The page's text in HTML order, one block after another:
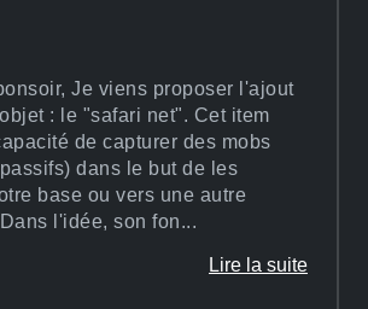
Je viens proposer l'ajout
: le "safari net". Cet item
de capturer des mobs
dans le but de les
base ou vers une autre
l'idée, son fon...
Lire la suite